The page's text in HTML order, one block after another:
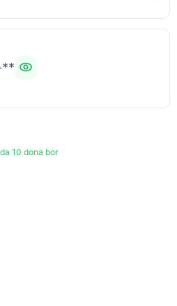
10 dona bor